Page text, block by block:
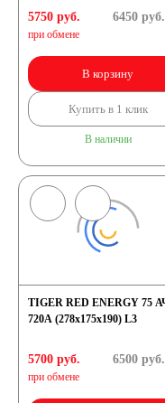
5750 руб.
при обмене
6450руб.
В корзину
Купить в 1 клик
В наличии
TIGER RED ENERGY 75
720A (278x175x190) L3
5700 руб.
при обмене
6500руб.